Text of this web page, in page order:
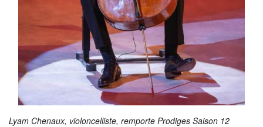
Lyam Chenaux, violoncelliste, remporte Prodiges Saison 12